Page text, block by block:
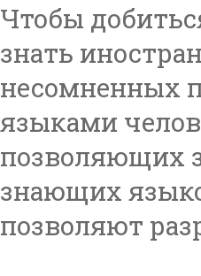
Чтобы
знать
несомненных
языками
позволяющих
знающих
позволяют